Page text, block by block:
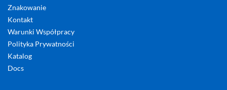
Znakowanie
Kontakt
Warunki Współpracy
Polityka Prywatności
Katalog
Docs